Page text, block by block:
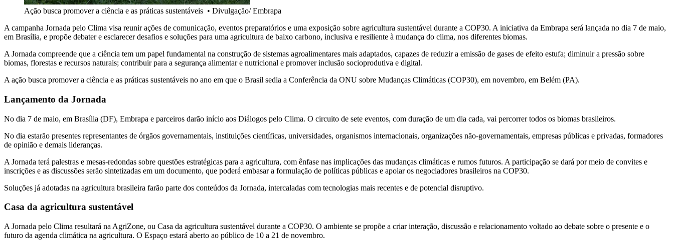
Ação busca promover a ciência e as práticas sustentáveis • Divulgação/ Embrapa
A campanha Jornada pelo Clima visa reunir ações de comunicação, eventos preparatórios e uma exposição sobre agricultura sustentável durante a COP30. A iniciativa da Embrapa será lançada no dia 7 de maio,
em Brasília, e propõe debater e esclarecer desafios e soluções para uma agricultura de baixo carbono, inclusiva e resiliente à mudança do clima, nos diferentes biomas.
A Jornada compreende que a ciência tem um papel fundamental na construção de sistemas agroalimentares mais adaptados, capazes de reduzir a emissão de gases de efeito estufa; diminuir a pressão sobre
biomas, florestas e recursos naturais; contribuir para a segurança alimentar e nutricional e promover inclusão socioprodutiva e digital.
A ação busca promover a ciência e as práticas sustentáveis no ano em que o Brasil sedia a Conferência da ONU sobre Mudanças Climáticas (COP30), em novembro, em Belém (PA).
Lançamento da Jornada
No dia 7 de maio, em Brasília (DF), Embrapa e parceiros darão início aos Diálogos pelo Clima. O circuito de sete eventos, com duração de um dia cada, vai percorrer todos os biomas brasileiros.
No dia estarão presentes representantes de órgãos governamentais, instituições científicas, universidades, organismos internacionais, organizações não-governamentais, empresas públicas e privadas, formadores
de opinião e demais lideranças.
A Jornada terá palestras e mesas-redondas sobre questões estratégicas para a agricultura, com ênfase nas implicações das mudanças climáticas e rumos futuros. A participação se dará por meio de convites e
inscrições e as discussões serão sintetizadas em um documento, que poderá embasar a formulação de políticas públicas e apoiar os negociadores brasileiros na COP30.
Soluções já adotadas na agricultura brasileira farão parte dos conteúdos da Jornada, intercaladas com tecnologias mais recentes e de potencial disruptivo.
Casa da agricultura sustentável
A Jornada pelo Clima resultará na AgriZone, ou Casa da agricultura sustentável durante a COP30. O ambiente se propõe a criar interação, discussão e relacionamento voltado ao debate sobre o presente e o
futuro da agenda climática na agricultura. O Espaço estará aberto ao público de 10 a 21 de novembro.